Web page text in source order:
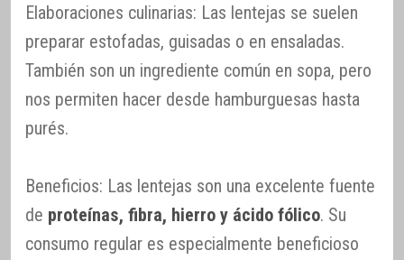
Elaboraciones culinarias: Las lentejas se suelen
preparar estofadas, guisadas o en ensaladas.
También son un ingrediente común en sopa, pero
nos permiten hacer desde hamburguesas hasta
purés.
Beneficios: Las lentejas son una excelente fuente
de proteínas, fibra, hierro y ácido fólico. Su
consumo regular es especialmente beneficioso